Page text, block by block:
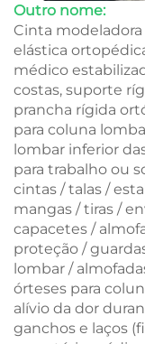
Outro nome:
Cinta
elástica
médico
costas, suporte
prancha rígida
para coluna
lombar inferior
para trabalho ou
cintas / talas /
mangas / tiras /
capacetes /
proteção /
lombar /
órteses para
alívio da dor
ganchos e laços